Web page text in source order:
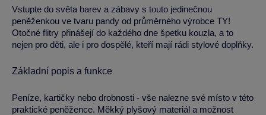
Vstupte do světa barev a zábavy s touto jedinečnou
peněženkou ve tvaru pandy od průměrného výrobce TY!
Otočné flitry přinášejí do každého dne špetku kouzla, a to
nejen pro děti, ale i pro dospělé, kteří mají rádi stylové doplňky.
Základní popis a funkce
Peníze, kartičky nebo drobnosti - vše nalezne své místo v této
praktické peněžence. Měkký plyšový materiál a možnost